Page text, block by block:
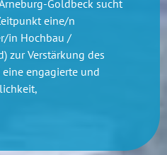
Goldbeck sucht
eine/n
in Hochbau /
zur Verstärkung des
eine engagierte und